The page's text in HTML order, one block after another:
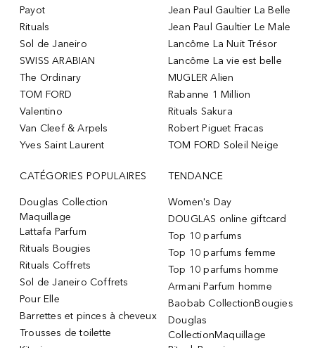
Payot
Rituals
Sol de Janeiro
SWISS ARABIAN
The Ordinary
TOM FORD
Valentino
Van Cleef & Arpels
Yves Saint Laurent
Jean Paul Gaultier La Belle
Jean Paul Gaultier Le Male
Lancôme La Nuit Trésor
Lancôme La vie est belle
MUGLER Alien
Rabanne 1 Million
Rituals Sakura
Robert Piguet Fracas
TOM FORD Soleil Neige
CATÉGORIES POPULAIRES
Douglas Collection
Maquillage
Lattafa Parfum
Rituals Bougies
Rituals Coffrets
Sol de Janeiro Coffrets
Pour Elle
Barrettes et pinces à cheveux
Trousses de toilette
TENDANCE
Women's Day
DOUGLAS online giftcard
Top 10 parfums
Top 10 parfums femme
Top 10 parfums homme
Armani Parfum homme
Baobab CollectionBougies
Douglas
CollectionMaquillage